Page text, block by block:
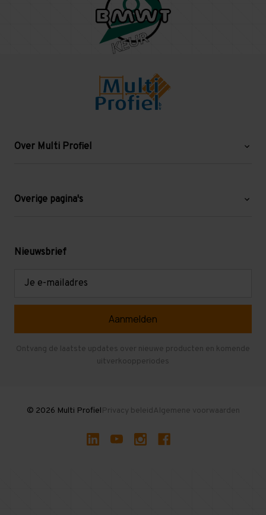
Over Multi Profiel
Blog
Levering en afhalen
Overige pagina's
Mezzanine
Gebruikte entresolvloeren
Nieuwsbrief
Ontvang de laatste updates over nieuwe producten en komende
uitverkoopperiodes
© 2026 Multi ProfielPrivacy beleidAlgemene voorwaarden